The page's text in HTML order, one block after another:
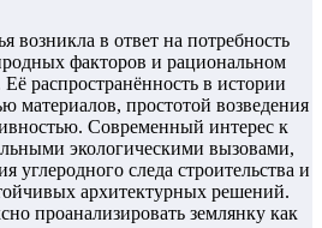
возникла в ответ на потребность
факторов и рациональном
распространённость в истории
материалов, простотой возведения
Современный интерес к
экологическими вызовами,
углеродного следа строительства и
архитектурных решений.
проанализировать землянку как